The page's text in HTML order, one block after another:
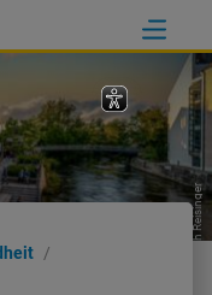
Erich Reisinger